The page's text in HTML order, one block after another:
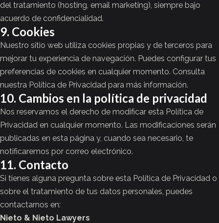
del tratamiento (hosting, email marketing), siempre bajo
acuerdo de confidencialidad.
9. Cookies
Nuestro sitio web utiliza cookies propias y de terceros para
mejorar tu experiencia de navegación. Puedes configurar tus
preferencias de cookies en cualquier momento. Consulta
nuestra Política de Privacidad para más información.
10. Cambios en la política de privacidad
Nos reservamos el derecho de modificar esta Política de
Privacidad en cualquier momento. Las modificaciones serán
publicadas en esta página y, cuando sea necesario, te
notificaremos por correo electrónico.
11. Contacto
Si tienes alguna pregunta sobre esta Política de Privacidad o
sobre el tratamiento de tus datos personales, puedes
contactarnos en:
Nieto & Nieto Lawyers